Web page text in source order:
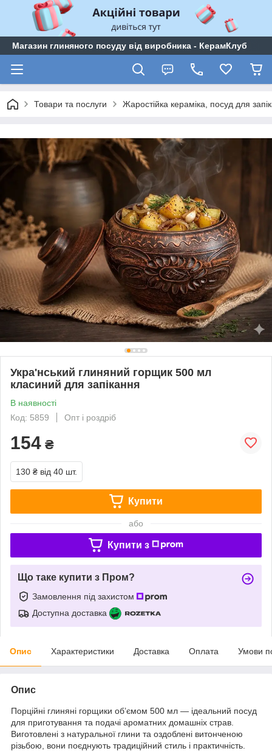
Магазин глиняного посуду від виробника - КерамКлуб
Товари та послуги Жаростійка кераміка, посуд для
Укра'нський глиняний горщик 500 мл
класиний для запікання
В наявності
Код: 5859
Опт і роздріб
154 ₴
130 ₴ від 40 шт.
Купити
або
Купити з
Що таке купити з Пром?
Замовлення під захистом
Доступна доставка
Опис Характеристики Доставка Оплата Умови
Опис
Порційні глиняні горщики об’ємом 500 мл — ідеальний посуд
для приготування та подачі ароматних домашніх страв.
Виготовлені з натуральної глини та оздоблені витонченою
різьбою, вони поєднують традиційний стиль і практичність.